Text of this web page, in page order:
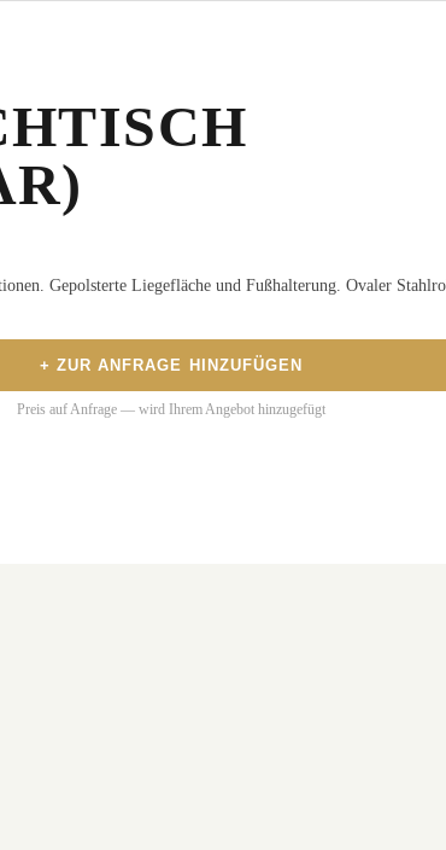
Gepolsterte Liegefläche und Fußhalterung. Ovaler
+ ZUR ANFRAGE HINZUFÜGEN
Preis auf Anfrage — wird Ihrem Angebot hinzugefügt